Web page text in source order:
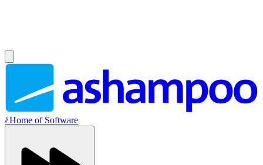
//Home of Software